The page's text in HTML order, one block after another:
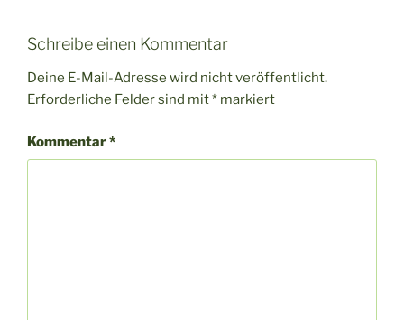
Schreibe einen Kommentar
Deine E-Mail-Adresse wird nicht veröffentlicht.
Erforderliche Felder sind mit* markiert
Kommentar*